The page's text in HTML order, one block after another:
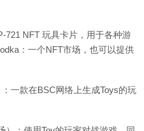
721 NFT 玩具卡片，用于各种游
：一个NFT市场，也可以提供
一款在BSC网络上生成Toys的玩